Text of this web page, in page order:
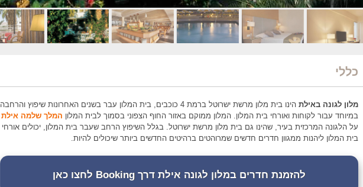
כללי
מלון לגונה באילת
הינו בית מלון מרשת ישרוטל ברמת 4 כוכבים, בית המלון עבר בשנים האחרונות שיפוץ והרחבה
במיוחד עבור לקוחות ואורחי בית המלון. המלון ממוקם באזור החוף הצפוני בסמוך לבית המלון המלך שלמה אילת
על הלגונה המרכזית בעיר, שהינו גם בית מלון מרשת ישרוטל. בגלל השיפוץ הרחב שעבר בית המלון, יכולים אורחי
בית המלון ליהנות ממגוון חדרים חדשים שמרוהטים ברהיטים החדשים ביותר שיכולים להיות.
להזמנת חדרים במלון לגונה אילת דרך Booking לחצו כאן